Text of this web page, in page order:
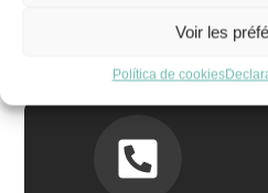
Voir les
Política de cookies
dudas o preguntas, y haremos
responderlas.